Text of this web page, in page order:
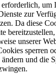
um
zur
Da diese
unserer
sperren
und die